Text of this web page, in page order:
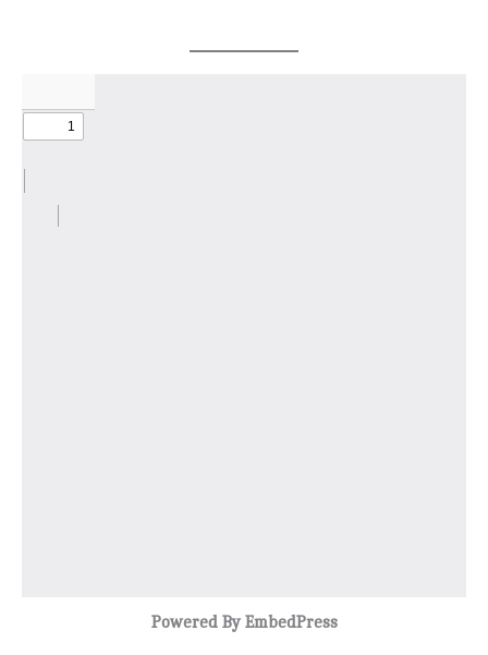
Powered By EmbedPress